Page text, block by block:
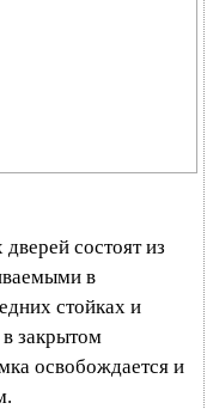
состоят из
в
стойках и
в закрытом
освобождается и